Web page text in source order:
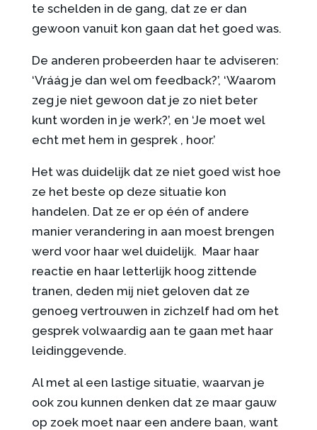
te schelden in de gang, dat ze er dan
gewoon vanuit kon gaan dat het goed was.
De anderen probeerden haar te adviseren:
‘Vráág je dan wel om feedback?’, ‘Waarom
zeg je niet gewoon dat je zo niet beter
kunt worden in je werk?’, en ‘Je moet wel
echt met hem in gesprek , hoor.’
Het was duidelijk dat ze niet goed wist hoe
ze het beste op deze situatie kon
handelen. Dat ze er op één of andere
manier verandering in aan moest brengen
werd voor haar wel duidelijk. Maar haar
reactie en haar letterlijk hoog zittende
tranen, deden mij niet geloven dat ze
genoeg vertrouwen in zichzelf had om het
gesprek volwaardig aan te gaan met haar
leidinggevende.
Al met al een lastige situatie, waarvan je
ook zou kunnen denken dat ze maar gauw
op zoek moet naar een andere baan, want